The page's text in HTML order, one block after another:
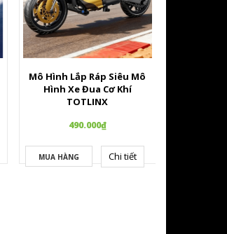
Mô Hình Lắp Ráp Siêu Mô
Hình Xe Đua Cơ Khí
TOTLINX
490.000₫
MUA HÀNG Chi tiết